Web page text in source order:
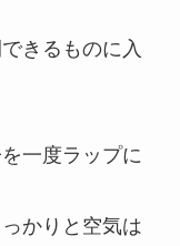
きるものに入
一度ラップに
かりと空気は